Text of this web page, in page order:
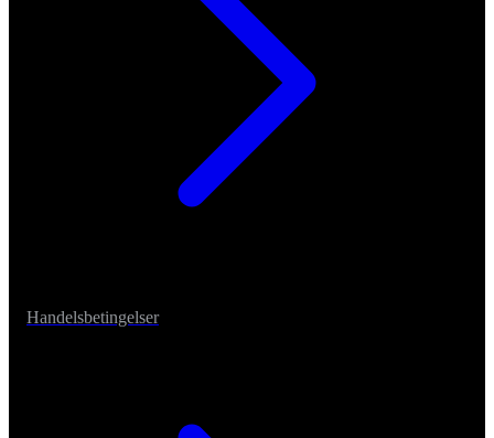
Handelsbetingelser